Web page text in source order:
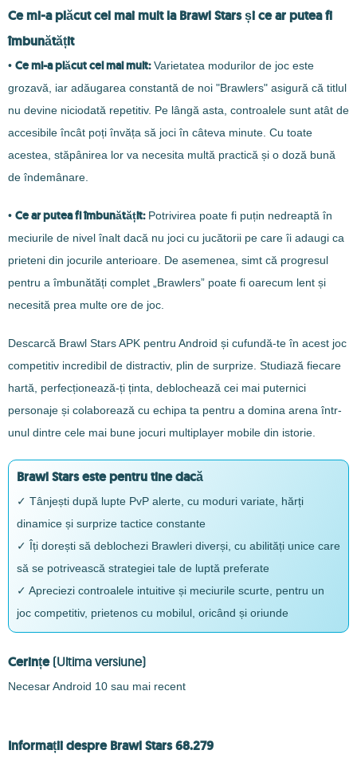
Ce mi-a plăcut cel mai mult la Brawl Stars și ce ar putea fi
îmbunătățit
• Ce mi-a plăcut cel mai mult:Varietatea modurilor de joc este
grozavă, iar adăugarea constantă de noi "Brawlers" asigură că titlul
nu devine niciodată repetitiv. Pe lângă asta, controalele sunt atât de
accesibile încât poți învăța să joci în câteva minute. Cu toate
acestea, stăpânirea lor va necesita multă practică și o doză bună
de îndemânare.
• Ce ar putea fi îmbunătățit:Potrivirea poate fi puțin nedreaptă în
meciurile de nivel înalt dacă nu joci cu jucătorii pe care îi adaugi ca
prieteni din jocurile anterioare. De asemenea, simt că progresul
pentru a îmbunătăți complet „Brawlers” poate fi oarecum lent și
necesită prea multe ore de joc.
Descarcă Brawl Stars APK pentru Android și cufundă-te în acest joc
competitiv incredibil de distractiv, plin de surprize. Studiază fiecare
hartă, perfecționează-ți ținta, deblochează cei mai puternici
personaje și colaborează cu echipa ta pentru a domina arena într-
unul dintre cele mai bune jocuri multiplayer mobile din istorie.
Brawl Stars este pentru tine dacă
✓ Tânjești după lupte PvP alerte, cu moduri variate, hărți
dinamice și surprize tactice constante
✓ Îți dorești să deblochezi Brawleri diverși, cu abilități unice care
să se potrivească strategiei tale de luptă preferate
✓ Apreciezi controalele intuitive și meciurile scurte, pentru un
joc competitiv, prietenos cu mobilul, oricând și oriunde
Cerințe (Ultima versiune)
Necesar Android 10 sau mai recent
Informații despre Brawl Stars 68.279